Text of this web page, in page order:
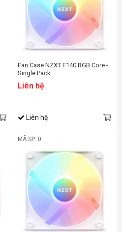
Fan Case NZXT F140 RGB Core -
Single Pack
Liên hệ
Liên hệ
MÃ SP: 0